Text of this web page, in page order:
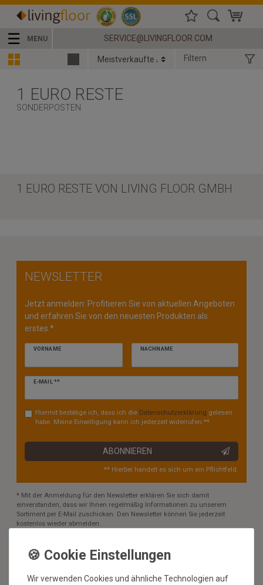
☰ MENU SERVICE@LIVINGFLOOR.COM
Filtern
1 EURO RESTE
SONDERPOSTEN
1 EURO RESTE VON LIVING FLOOR GMBH
NEWSLETTER
Jetzt anmelden: Profitieren Sie von aktuellen Angeboten
und erfahren Sie von den neuesten Produkten als
erstes.*
VORNAME NACHNAME
E-MAIL **
Newsletter
Hiermit bestätige ich, dass ich die Daten­schutz­erklärung gelesen
habe. Meine Einwilligung kann ich jederzeit widerrufen.**
ABONNIEREN
** Hierbei handelt es sich um ein Pflichtfeld.
* Mit der Anmeldung für den Newsletter erklären Sie sich damit
einverstanden, dass wir Ihnen regelmäßig Informationen zu unserem
Sortiment per E-Mail zuschicken. Den Newsletter können Sie jederzeit
kostenlos wieder abmelden.
Wir verwenden Cookies und ähnliche Technologien auf